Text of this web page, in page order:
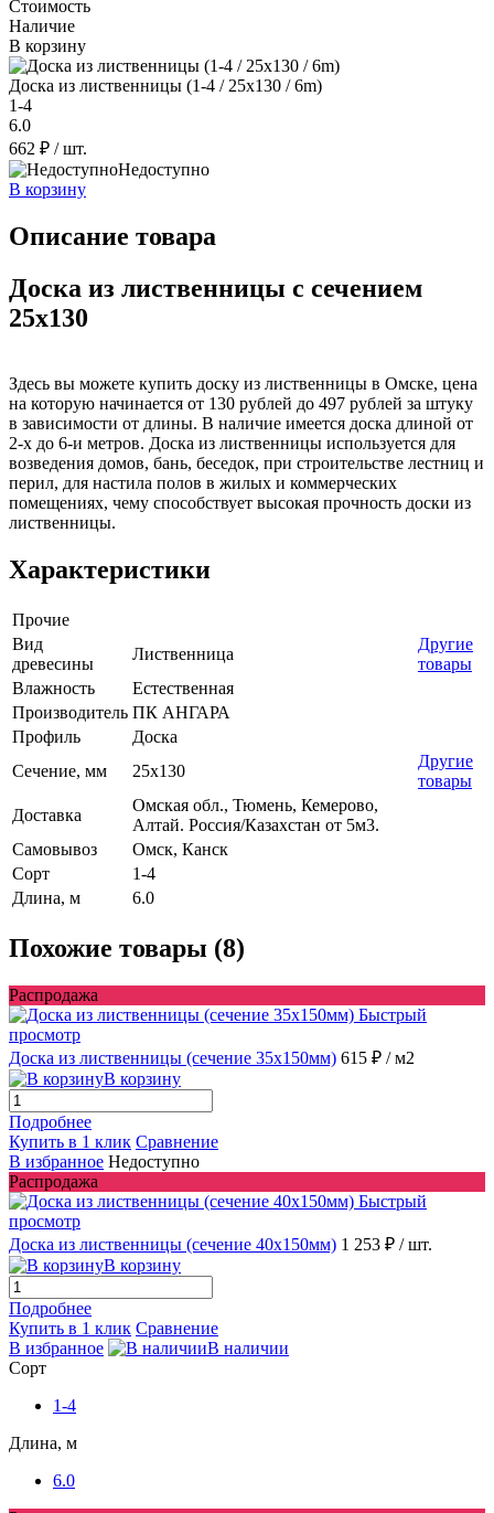
Стоимость
Наличие
В корзину
Доска из лиственницы (1-4 / 25x130 / 6m)
1-4
6.0
662 ₽ / шт.
Недоступно
В корзину
Описание товара
Доска из лиственницы с сечением
25x130
Здесь вы можете купить доску из лиственницы в Омске, цена
на которую начинается от 130 рублей до 497 рублей за штуку
в зависимости от длины. В наличие имеется доска длиной от
2-х до 6-и метров. Доска из лиственницы используется для
возведения домов, бань, беседок, при строительстве лестниц и
перил, для настила полов в жилых и коммерческих
помещениях, чему способствует высокая прочность доски из
лиственницы.
Характеристики
Прочие
Вид
древесины
Лиственница
Другие
товары
Влажность
Естественная
Производитель ПК АНГАРА
Профиль
Доска
Сечение, мм
25x130
Другие
товары
Доставка
Омская обл., Тюмень, Кемерово,
Алтай. Россия/Казахстан от 5м3.
Самовывоз
Омск, Канск
Сорт
1-4
Длина, м
6.0
Похожие товары (8)
Распродажа
Быстрый
просмотр
Доска из лиственницы (сечение 35x150мм) 615 ₽ / м2
В корзину
Подробнее
Купить в 1 клик Сравнение
В избранное Недоступно
Распродажа
Быстрый
просмотр
Доска из лиственницы (сечение 40x150мм) 1 253 ₽ / шт.
В корзину
Подробнее
Купить в 1 клик Сравнение
В избранное
В наличии
Сорт
1-4
Длина, м
6.0